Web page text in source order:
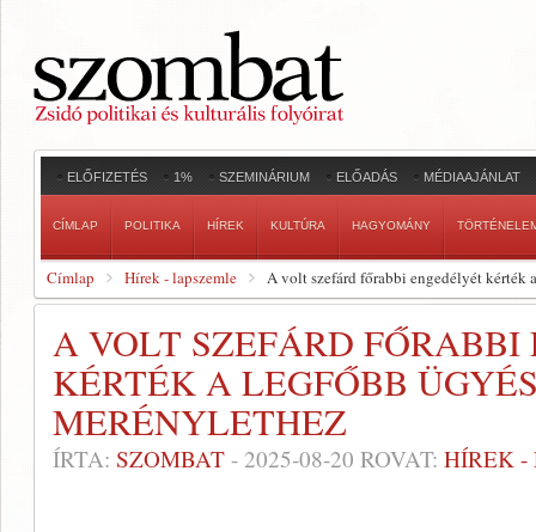
ELŐFIZETÉS 1% SZEMINÁRIUM ELŐADÁS MÉDIAAJÁNLAT
CÍMLAP POLITIKA HÍREK KULTÚRA HAGYOMÁNY
Címlap Hírek - lapszemle A volt szefárd főrabbi engedélyét kérték
A VOLT SZEFÁRD FŐRABBI
KÉRTÉK A LEGFŐBB
MERÉNYLETHEZ
ÍRTA: SZOMBAT - 2025-08-20 ROVAT: HÍREK -